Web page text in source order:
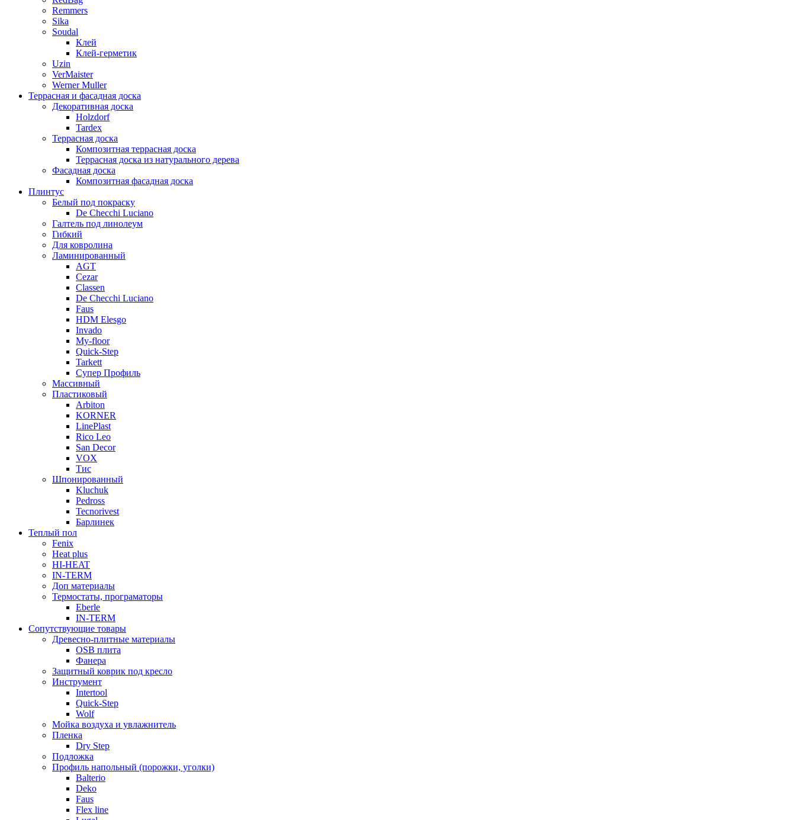
Remmers
Sika
Soudal
Клей
Клей-герметик
Uzin
VerMaister
Werner Muller
Террасная и фасадная доска
Декоративная доска
Holzdorf
Tardex
Террасная доска
Композитная террасная доска
Террасная доска из натурального дерева
Фасадная доска
Композитная фасадная доска
Плинтус
Белый под покраску
De Checchi Luciano
Галтель под линолеум
Гибкий
Для ковролина
Ламинированный
AGT
Cezar
Classen
De Checchi Luciano
Faus
HDM Elesgo
Invado
My-floor
Quick-Step
Tarkett
Супер Профиль
Массивный
Пластиковый
Arbiton
KORNER
LinePlast
Rico Leo
San Decor
VOX
Тис
Шпонированный
Kluchuk
Pedross
Tecnorivest
Барлинек
Теплый пол
Fenix
Heat plus
HI-HEAT
IN-TERM
Доп материалы
Термостаты, програматоры
Eberle
IN-TERM
Сопутствующие товары
Древесно-плитные материалы
OSB плита
Фанера
Защитный коврик под кресло
Инструмент
Intertool
Quick-Step
Wolf
Мойка воздуха и увлажнитель
Пленка
Dry Step
Подложка
Профиль напольный (порожки, уголки)
Balterio
Deko
Faus
Flex line